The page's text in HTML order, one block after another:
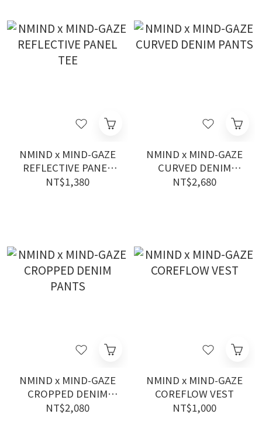
NMIND x MIND-GAZE
REFLECTIVE PANEL
TEE
NT$1,380
NMIND x MIND-GAZE
CURVED DENIM
PANTS
NT$2,680
NMIND x MIND-GAZE
CROPPED DENIM
PANTS
NT$2,080
NMIND x MIND-GAZE
COREFLOW VEST
NT$1,000